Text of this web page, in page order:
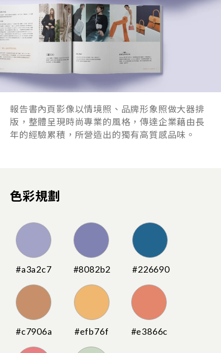
報告書內頁影像以情境照、品牌形象照做大器排
版，整體呈現時尚專業的風格，傳達企業藉由長
年的經驗累積，所營造出的獨有高質感品味。
色彩規劃
#a3a2c7 #8082b2 #226690
#c7906a #efb76f #e3866c